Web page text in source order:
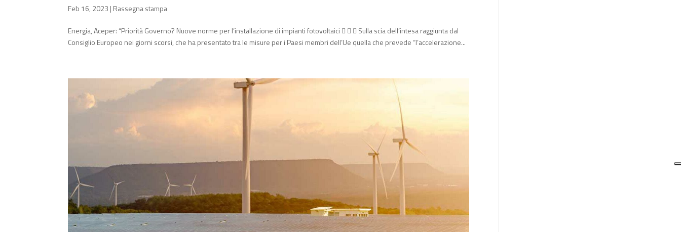
Feb 16, 2023 | Rassegna stampa
Energia, Aceper: “Priorità Governo? Nuove norme per l’installazione di impianti fotovoltaici    Sulla scia dell’intesa raggiunta dal
Consiglio Europeo nei giorni scorsi, che ha presentato tra le misure per i Paesi membri dell’Ue quella che prevede “l’accelerazione...